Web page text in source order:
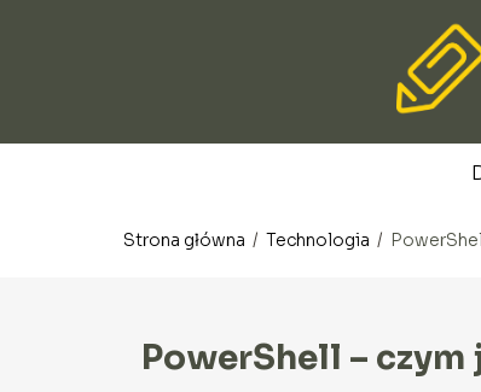
Strona główna / Technologia /
PowerShell –